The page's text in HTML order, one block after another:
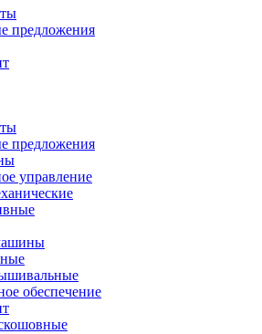
предложения
предложения
управление
обеспечение